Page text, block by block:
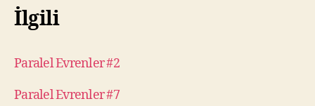
İlgili
Paralel Evrenler #2
Paralel Evrenler #7